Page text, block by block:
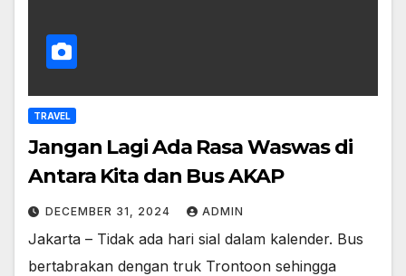
TRAVEL
Jangan Lagi Ada Rasa Waswas di
Antara Kita dan Bus AKAP
DECEMBER 31, 2024 ADMIN
Jakarta – Tidak ada hari sial dalam kalender. Bus
bertabrakan dengan truk Trontoon sehingga